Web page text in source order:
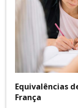
Equivalências
França